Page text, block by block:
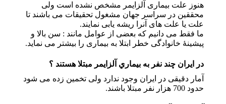
هنوز علت بیماری آلزایمر مشخص نشده است ولی
محققین در سراسر جهان مشغول تحقیقات می باشند تا
علت یا علت های آنرا ریشه یابی نمایند.
ما فقط می دانیم که بعضی از عوامل مانند : سن بالا و
پیشینۀ خانوادگی خطر ابتلا به بیماری را بیشتر می نماید.
در ايران چند نفر به بيماري آلزايمر مبتلا هستند ؟
آمار دقیقی در ایران وجود ندارد ولی تخمین زده می شود
حدود 700 هزار نفر مبتلا باشند.